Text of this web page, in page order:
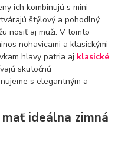
ich kombinujú s mini
štýlový a pohodlný
nosiť aj muži. V tomto
nohavicami a klasickými
hlavy patria aj klasické
skutočnú
s elegantným a
ideálna zimná